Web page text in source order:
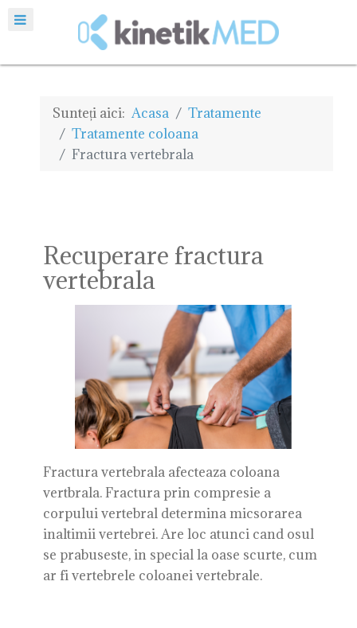
Sunteți aici: Acasa
Tratamente
Tratamente coloana
Fractura vertebrala
Recuperare fractura
vertebrala
Fractura vertebrala afecteaza coloana
vertbrala. Fractura prin compresie a
corpului vertebral determina micsorarea
inaltimii vertebrei. Are loc atunci cand osul
se prabuseste, in special la oase scurte, cum
ar fi vertebrele coloanei vertebrale.